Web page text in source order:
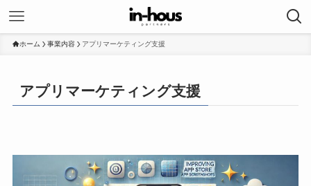
ホーム 事業内容 アプリマーケティング支援
アプリマーケティング支援